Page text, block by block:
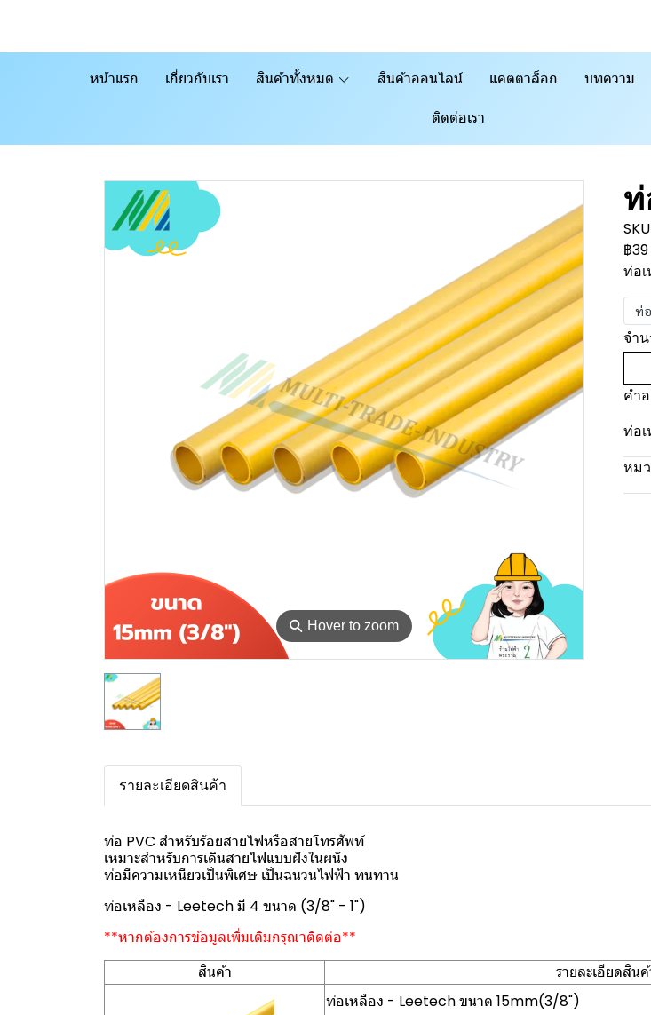
หน้าแรก เกี่ยวกับเรา สินค้าทั้งหมด สินค้าออนไลน์ แคตตาล็อก บทความ
ติดต่อเรา
⚲ Hover to zoom
฿39
ท่อ
ท่
จำ
คำ
ท่อ
หม
รายละเอียดสินค้า
ท่อ PVC สำหรับร้อยสายไฟหรือสายโทรศัพท์
เหมาะสำหรับการเดินสายไฟแบบฝังในผนัง
ท่อมีความเหนียวเป็นพิเศษ เป็นฉนวนไฟฟ้า ทนทาน
ท่อเหลือง - Leetech มี 4 ขนาด (3/8" - 1")
**หากต้องการข้อมูลเพิ่มเติมกรุณาติดต่อ**
สินค้า
รายละเอียดสิน
ท่อเหลือง - Leetech ขนาด 15mm(3/8")